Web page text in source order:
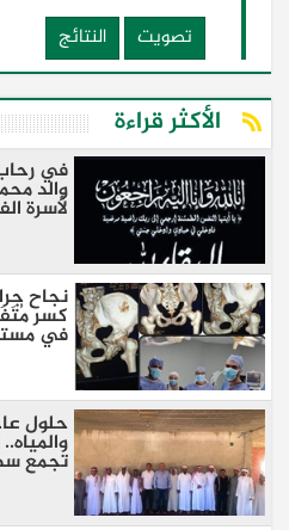
تصويت
النتائج
الأكثر قراءة
في
والد
لأسرة
نجاح
كسر
في
حلول
تجمع